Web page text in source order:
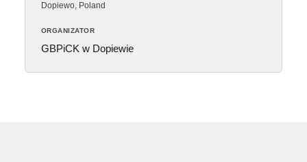
Dopiewo, Poland
ORGANIZATOR
GBPiCK w Dopiewie